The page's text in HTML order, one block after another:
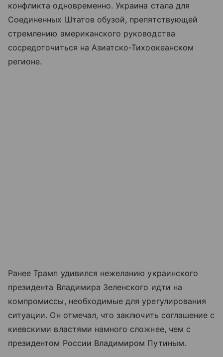
конфликта одновременно. Украина стала для
Соединенных Штатов обузой, препятствующей
стремлению американского руководства
сосредоточиться на Азиатско-Тихоокеанском
регионе.
Ранее Трамп удивился нежеланию украинского
президента Владимира Зеленского идти на
компромиссы, необходимые для урегулирования
ситуации. Он отмечал, что заключить соглашение с
киевскими властями намного сложнее, чем с
президентом России Владимиром Путиным.